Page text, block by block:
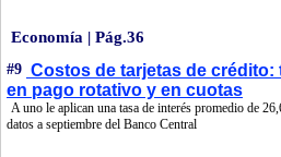
Economía | Pág.36
#9 Costos de tarjetas de crédito:
en pago rotativo y en cuotas
A uno le aplican una tasa de interés promedio de
datos a septiembre del Banco Central